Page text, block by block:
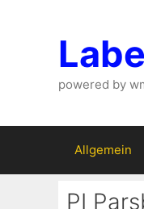
powered by
Allgemein
PI